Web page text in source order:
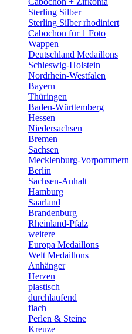
Sterling Silber
Sterling Silber rhodiniert
Cabochon für 1 Foto
Wappen
Deutschland Medaillons
Schleswig-Holstein
Nordrhein-Westfalen
Bayern
Thüringen
Baden-Württemberg
Hessen
Niedersachsen
Bremen
Sachsen
Mecklenburg-Vorpommern
Berlin
Sachsen-Anhalt
Hamburg
Saarland
Brandenburg
Rheinland-Pfalz
weitere
Europa Medaillons
Welt Medaillons
Anhänger
Herzen
plastisch
durchlaufend
flach
Perlen & Steine
Kreuze